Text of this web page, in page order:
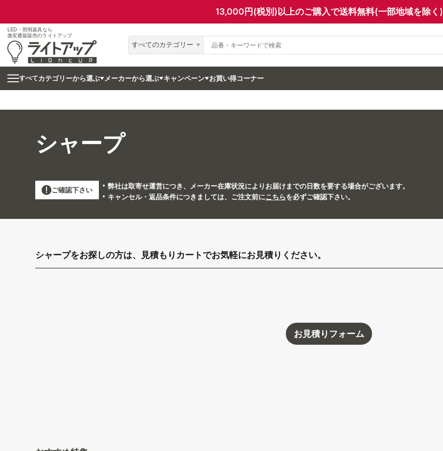
13,000円(税別)以上のご購入で送料無料(一部地域を除く)
LED・照明器具なら
激安通販販売のライトアップ
すべてのカテゴリー
すべてカテゴリーから選ぶ メーカーから選ぶ キャンペーン お買い得コーナー
シャープ
ご確認下さい
弊社は取寄せ運営につき、メーカー在庫状況によりお届けまでの日数を要する場合がございます。
キャンセル・返品条件につきましては、 ご注文前にこちらを必ずご確認下さい。
シャープをお探しの方は、見積もりカートでお気軽にお見積りください。
お見積りフォーム